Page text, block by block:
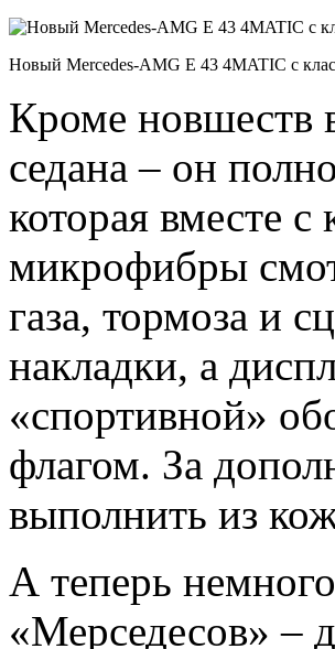
Новый Mercedes-AMG E 43 4MATIC с
Кроме новшеств
седана – он
которая вместе
микрофибры
газа, тормоза и
накладки, а
«спортивной»
флагом. За
выполнить из
А теперь
«Мерседесов» –